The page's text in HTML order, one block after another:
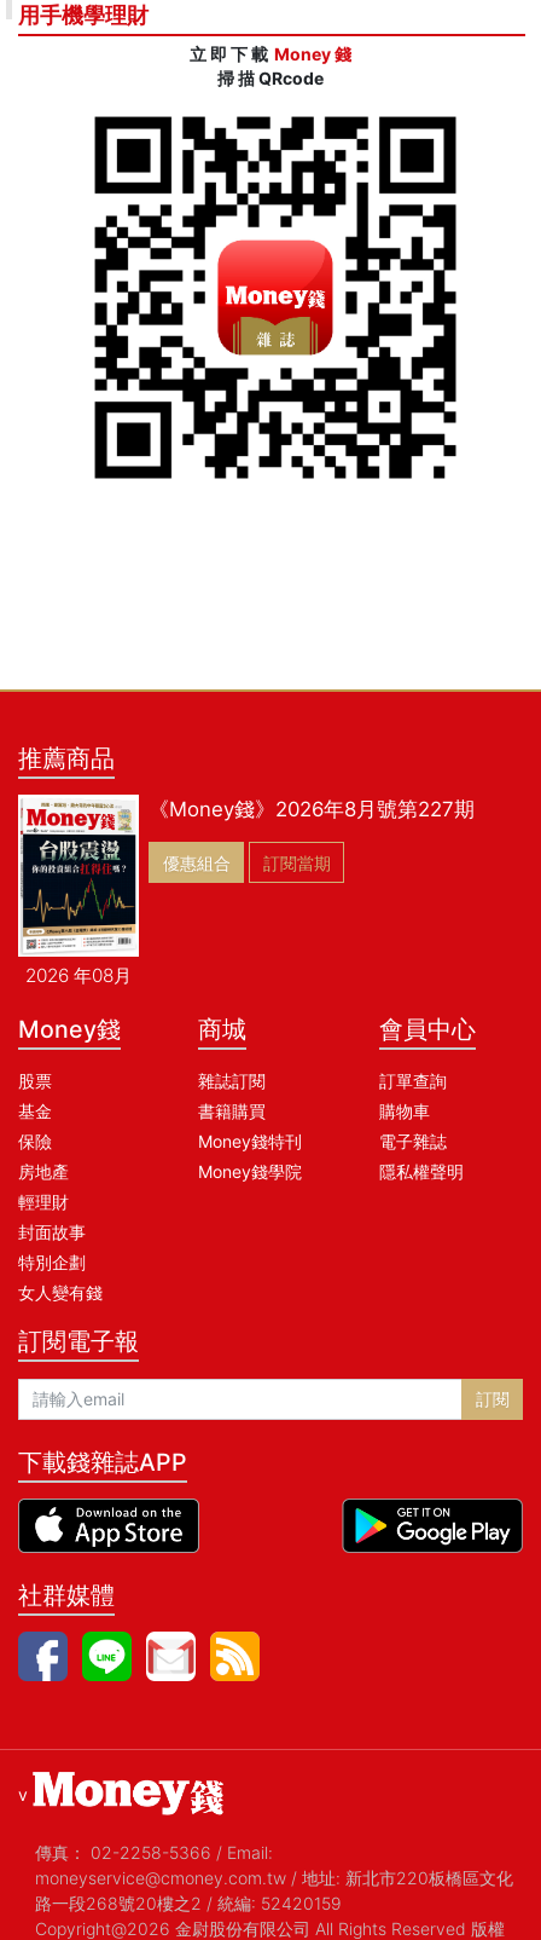
用手機學理財
立 即 下 載 Money 錢
掃 描 QRcode
推薦商品
2026 年08月
《Money錢》2026年8月號第227期
優惠組合 訂閱當期
Money錢
股票
基金
保險
房地產
輕理財
封面故事
特別企劃
女人變有錢
商城
雜誌訂閱
書籍購買
Money錢特刊
Money錢學院
會員中心
訂單查詢
購物車
電子雜誌
隱私權聲明
訂閱電子報
訂閱
下載錢雜誌APP
社群媒體
v
傳真： 02-2258-5366 / Email:
moneyservice@cmoney.com.tw / 地址: 新北市220板橋區文化
路一段268號20樓之2 / 統編: 52420159
Copyright@2026 金尉股份有限公司 All Rights Reserved 版權